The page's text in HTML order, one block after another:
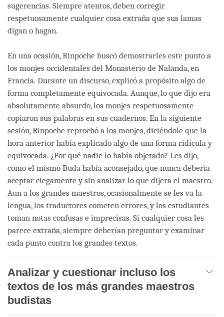
sugerencias. Siempre atentos, deben corregir
respetuosamente cualquier cosa extraña que sus lamas
digan o hagan.
En una ocasión, Rinpoche buscó demostrarles este punto a
los monjes occidentales del Monasterio de Nalanda, en
Francia. Durante un discurso, explicó a propósito algo de
forma completamente equivocada. Aunque, lo que dijo era
absolutamente absurdo, los monjes respetuosamente
copiaron sus palabras en sus cuadernos. En la siguiente
sesión, Rinpoche reprochó a los monjes, diciéndole que la
hora anterior había explicado algo de una forma ridícula y
equivocada. ¿Por qué nadie lo había objetado? Les dijo,
como el mismo Buda había aconsejado, que nunca debería
aceptar ciegamente y sin analizar lo que dijera el maestro.
Aun a los grandes maestros, ocasionalmente se les va la
lengua, los traductores cometen errores, y los estudiantes
toman notas confusas e imprecisas. Si cualquier cosa les
parece extraña, siempre deberían preguntar y examinar
cada punto contra los grandes textos.
Analizar y cuestionar incluso los
textos de los más grandes maestros
budistas